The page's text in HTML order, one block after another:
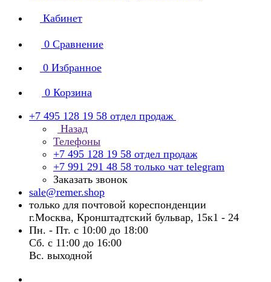
Кабинет
0 Сравнение
0 Избранное
0 Корзина
+7 495 128 19 58 отдел продаж
Назад
Телефоны
+7 495 128 19 58 отдел продаж
+7 991 291 48 58 только чат telegram
Заказать звонок
sale@remer.shop
только для почтовой кореспонденции
г.Москва, Кронштадтский бульвар, 15к1 - 24
Пн. - Пт. с 10:00 до 18:00
Сб. с 11:00 до 16:00
Вс. выходной